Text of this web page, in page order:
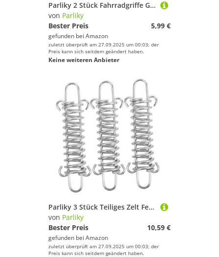
Parliky 2 Stück Fahrradgriffe Gummi Lenkergriffe rutschfest Elastisch Stoßdämpfend für Mountainbike Faltrad Einfache Montage Komfortable Handhabung Royal Blau
von Parliky
Bester Preis
5,99 €
gefunden bei Amazon
zuletzt überprüft am 27.09.2025 um 00:03; der
Preis kann sich seitdem geändert haben.
Keine weiteren Anbieter
Parliky 3 Stück Teiliges Zelt Federschnallen aus Robustem Material Verstellbare Windseilschnallen für Camping und Outdoor Langlebig Zuverlässig und Leicht für Wandern und Bergsteigen
von Parliky
Bester Preis
10,59 €
gefunden bei Amazon
zuletzt überprüft am 27.09.2025 um 00:03; der
Preis kann sich seitdem geändert haben.